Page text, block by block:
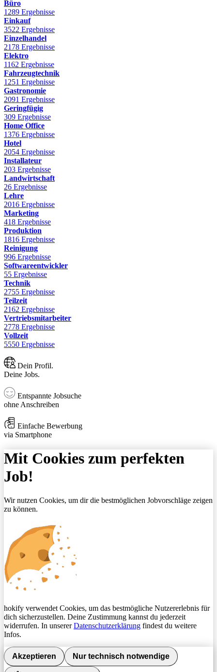
Büro
1289 Ergebnisse
Einkauf
3522 Ergebnisse
Einzelhandel
2178 Ergebnisse
Elektro
1162 Ergebnisse
Fahrzeugtechnik
1251 Ergebnisse
Gastronomie
2091 Ergebnisse
Geringfügig
309 Ergebnisse
Home Office
1376 Ergebnisse
Hotel
2054 Ergebnisse
Installateur
203 Ergebnisse
Landwirtschaft
26 Ergebnisse
Lehre
2016 Ergebnisse
Marketing
418 Ergebnisse
Produktion
1816 Ergebnisse
Reinigung
996 Ergebnisse
Softwareentwickler
55 Ergebnisse
Technik
2755 Ergebnisse
Teilzeit
2162 Ergebnisse
Vertriebsmitarbeiter
2778 Ergebnisse
Vollzeit
5550 Ergebnisse
Dein Profil.
Deine Jobs.
Entspannte Jobsuche
ohne Anschreiben
Einfache Bewerbung
via Smartphone
Mit Cookies zum perfekten
Job!
Wir nutzen Cookies, um dir die bestmöglichen Jobvorschläge zeigen
zu können.
hokify verwendet Cookies, um das bestmögliche Nutzererlebnis für
dich sicherzustellen. Deine Zustimmung kannst du jederzeit
widerrufen. In unsererDatenschutzerklärung findest du weitere
Infos.
Akzeptieren Nur technisch notwendige